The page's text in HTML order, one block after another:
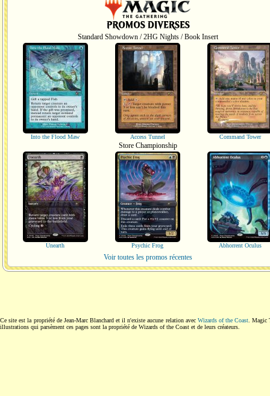
Standard Showdown / 2HG Nights / Book Insert
Into the Flood Maw Access Tunnel Command Tower
Store Championship
Unearth Psychic Frog Abhorrent Oculus
Voir toutes les promos récentes
Ce site est la propriété de Jean-Marc Blanchard et il n'existe aucune relation avec Wizards of the Coast .
illustrations qui parsèment ces pages sont la propriété de Wizards of the Coast et de leurs créateurs.